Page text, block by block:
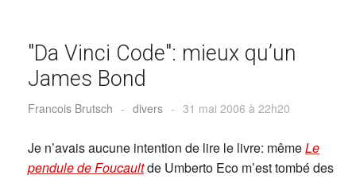
"Da Vinci Code": mieux qu’un
James Bond
Francois Brutsch - divers - 31 mai 2006 à 22h20
Je n’avais aucune intention de lire le livre: mêmeLe
pendule de Foucaultde Umberto Eco m’est tombé des